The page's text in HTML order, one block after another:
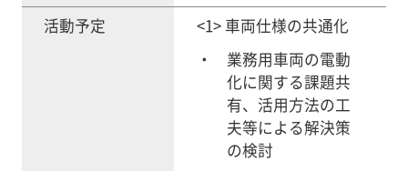
活動予定
<1> 車両仕様の共通化
業務用車両の電動
化に関する課題共
有、活用方法の工
夫等による解決策
の検討